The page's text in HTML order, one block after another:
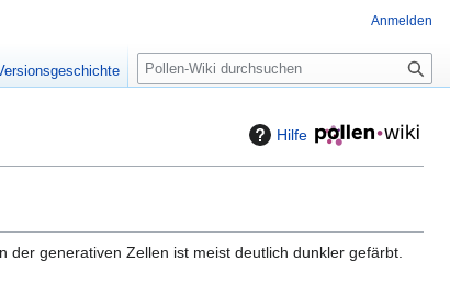
Hilfe
generativen Zellen ist meist deutlich dunkler gefärbt.
Anmelden
S
u
e